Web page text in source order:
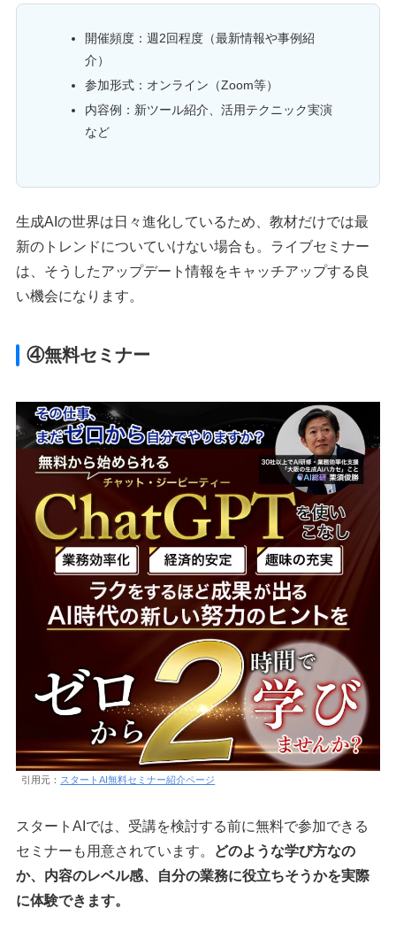
開催頻度：週2回程度（最新情報や事例紹
介）
参加形式：オンライン（Zoom等）
内容例：新ツール紹介、活用テクニック実演
など
生成AIの世界は日々進化しているため、教材だけでは最
新のトレンドについていけない場合も。ライブセミナー
は、そうしたアップデート情報をキャッチアップする良
い機会になります。
④無料セミナー
引用元： スタートAI無料セミナー紹介ページ
スタートAIでは、受講を検討する前に無料で参加できる
セミナーも用意されています。
どのような学び方なの
か、内容のレベル感、自分の業務に役立ちそうかを実際
に体験できます。